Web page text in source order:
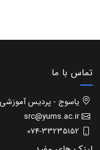
تماس با ما
یاسوج - پردیس
src@yums.ac.ir
074-33235152